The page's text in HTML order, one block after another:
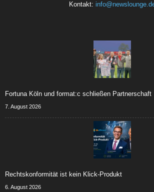
Kontakt:
Fortuna Köln und format:c schließen Partnerschaft
7. August 2026
Rechtskonformität ist kein Klick-Produkt
6. August 2026